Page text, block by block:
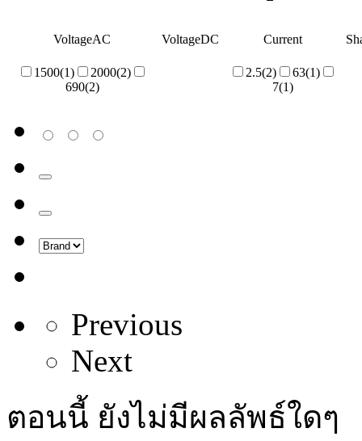
VoltageAC VoltageDC Current
1500(1) 2000(2)
690(2)
2.5(2) 63(1)
7(1)
Previous
Next
ตอนนี้ ยังไม่มีผลลัพธ์ใดๆ